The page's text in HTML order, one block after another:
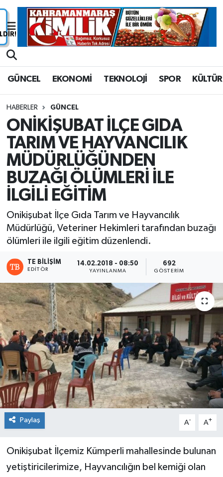
GÜNCEL EKONOMİ TEKNOLOJİ SPOR KÜLTÜR
HABERLER GÜNCEL
ONİKİŞUBAT İLÇE GIDA
TARIM VE HAYVANCILIK
MÜDÜRLÜĞÜNDEN
BUZAĞI ÖLÜMLERİ İLE
İLGİLİ EĞİTİM
Onikişubat İlçe Gıda Tarım ve Hayvancılık
Müdürlüğü, Veteriner Hekimleri tarafından buzağı
ölümleri ile ilgili eğitim düzenlendi.
TE BILIŞIM
EDITÖR
14.02.2018 - 08:50
YAYINLANMA
692
GÖSTERIM
Paylaş A- A+
Onikişubat İlçemiz Kümperli mahallesinde bulunan
yetiştiricilerimize, Hayvancılığın bel kemiği olan
Nöbetçi Eczaneler
Trafik Durumu
Süper Lig Puan Durumu ve Fikstür
Tüm Manşetler
Son Dakika Haberleri
Haber Arşivi